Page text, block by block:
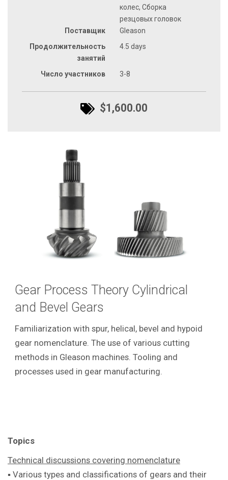
колес, Сборка
резцовых головок
Поставщик
Gleason
Продолжительность
занятий
4.5 days
Число участников 3-8
$1,600.00
Gear Process Theory Cylindrical
and Bevel Gears
Familiarization with spur, helical, bevel and hypoid
gear nomenclature. The use of various cutting
methods in Gleason machines. Tooling and
processes used in gear manufacturing.
Topics
Technical discussions covering nomenclature
▪ Various types and classifications of gears and their